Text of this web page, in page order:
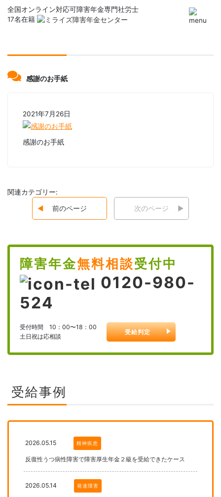
全国オンライン対応可障害年金専門社労士
17名在籍
感謝のお手紙
2021年7月26日
感謝のお手紙
関連カテゴリー:
前のページ 次のページ
障害年金無料相談受付中
0120-980-
524
受付時間 10：00〜18：00
土日祝は応相談
受給判定
受給事例
2026.05.15 精神疾患
反復性うつ病性障害で障害厚生年金２級を受給できたケース
2026.05.14 発達障害